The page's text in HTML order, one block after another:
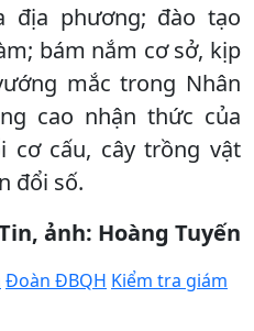
địa phương; đào tạo
bám nắm cơ sở, kịp
mắc trong Nhân
cao nhận thức của
cơ cấu, cây trồng vật
đổi số.
ảnh: Hoàng Tuyến
Đoàn ĐBQH Kiểm tra giám